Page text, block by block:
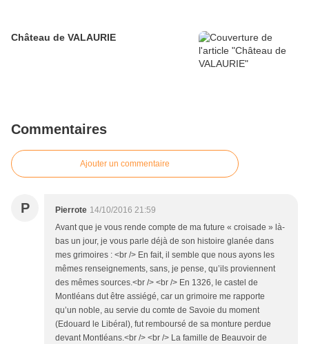
Château de VALAURIE
Commentaires
Ajouter un commentaire
P Pierrote 14/10/2016 21:59
Avant que je vous rende compte de ma future « croisade » là-
bas un jour, je vous parle déjà de son histoire glanée dans
mes grimoires : <br /> En fait, il semble que nous ayons les
mêmes renseignements, sans, je pense, qu’ils proviennent
des mêmes sources.<br /> <br /> En 1326, le castel de
Montléans dut être assiégé, car un grimoire me rapporte
qu’un noble, au servie du comte de Savoie du moment
(Edouard le Libéral), fut remboursé de sa monture perdue
devant Montléans.<br /> <br /> La famille de Beauvoir de